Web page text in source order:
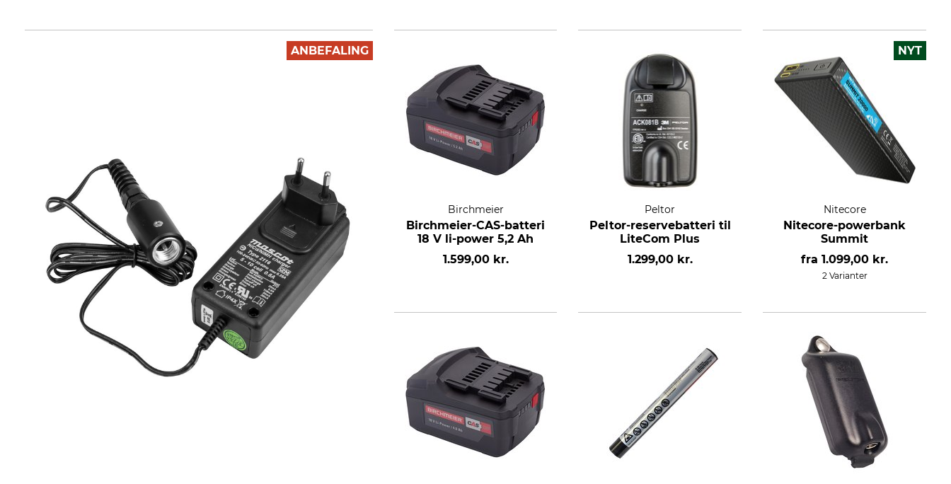
ANBEFALING
Birchmeier
Birchmeier-CAS-batteri
18 V li-power 5,2 Ah
1.599,00 kr.
Peltor
Peltor-reservebatteri til
LiteCom Plus
1.299,00 kr.
NYT
Nitecore
Nitecore-powerbank
Summit
fra1.099,00 kr.
2 Varianter